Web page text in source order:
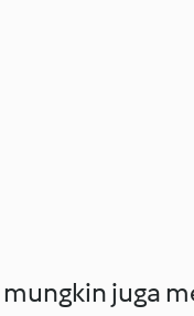
juga